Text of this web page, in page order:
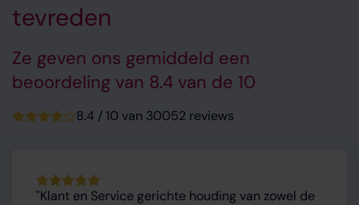
tevreden
Ze geven ons gemiddeld een
beoordeling van 8.4 van de 10
8.4 / 10 van 30052 reviews
Klant en Service gerichte houding van zowel de